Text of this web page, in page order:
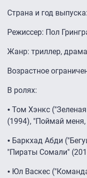
Страна и год
Режиссер: Пол
Жанр: триллер, драма
Возрастное
В ролях:
⦁ Том Хэнкс
(1994), "Поймай
⦁ Баркхад Абди
"Пираты Сомали"
⦁ Юл Васкес